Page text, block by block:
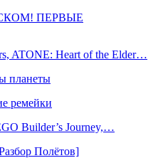
ПЕРВЫЕ
ATONE: Heart of the Elder…
планеты
ремейки
Builder’s Journey,…
Полётов]